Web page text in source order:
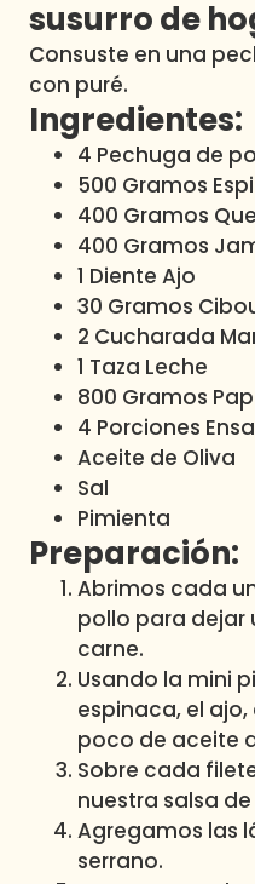
susurro de
Consuste en una
con puré.
Ingredientes:
4 Pechuga de
500 Gramos
400 Gramos
400 Gramos
1 Diente Ajo
30 Gramos
2 Cucharada
1 Taza Leche
800 Gramos
4 Porciones
Aceite de Oliva
Sal
Pimienta
Preparación:
Abrimos cada
pollo para dejar
carne.
Usando la mini
espinaca, el
poco de aceite
Sobre cada
nuestra salsa
Agregamos las
serrano.